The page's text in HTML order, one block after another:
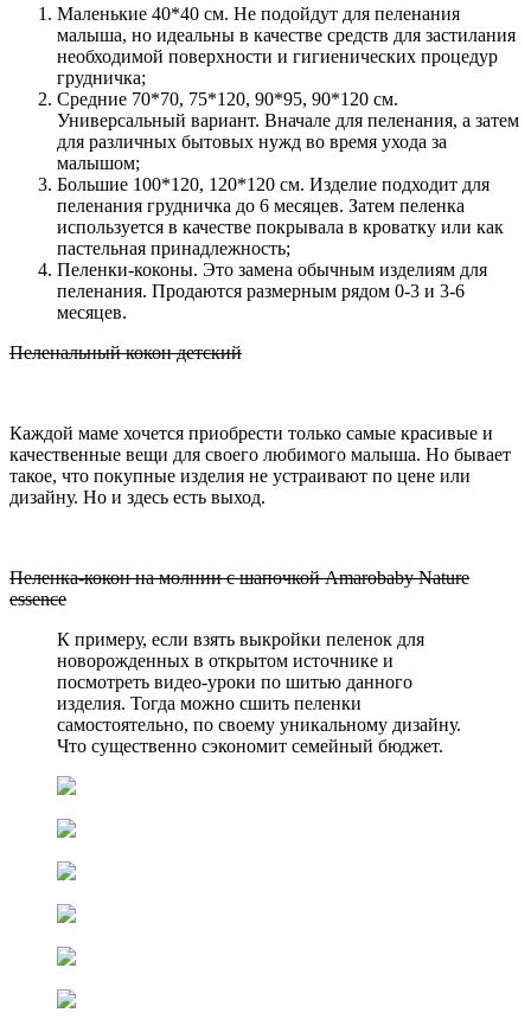
Маленькие 40*40 см. Не подойдут для пеленания
малыша, но идеальны в качестве средств для застилания
необходимой поверхности и гигиенических процедур
грудничка;
Средние 70*70, 75*120, 90*95, 90*120 см.
Универсальный вариант. Вначале для пеленания, а затем
для различных бытовых нужд во время ухода за
малышом;
Большие 100*120, 120*120 см. Изделие подходит для
пеленания грудничка до 6 месяцев. Затем пеленка
используется в качестве покрывала в кроватку или как
пастельная принадлежность;
Пеленки-коконы. Это замена обычным изделиям для
пеленания. Продаются размерным рядом 0-3 и 3-6
месяцев.
Пеленальный кокон детский
Каждой маме хочется приобрести только самые красивые и
качественные вещи для своего любимого малыша. Но бывает
такое, что покупные изделия не устраивают по цене или
дизайну. Но и здесь есть выход.
Пеленка-кокон на молнии с шапочкой Amarobaby Nature
essence
К примеру, если взять выкройки пеленок для
новорожденных в открытом источнике и
посмотреть видео-уроки по шитью данного
изделия. Тогда можно сшить пеленки
самостоятельно, по своему уникальному дизайну.
Что существенно сэкономит семейный бюджет.